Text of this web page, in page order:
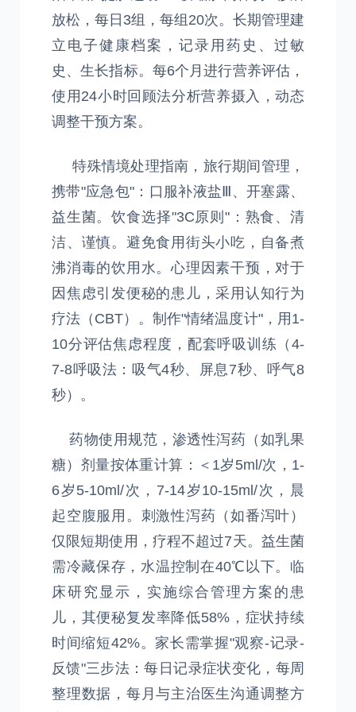
放松，每日3组，每组20次。长期管理建
立电子健康档案，记录用药史、过敏
史、生长指标。每6个月进行营养评估，
使用24小时回顾法分析营养摄入，动态
调整干预方案。
特殊情境处理指南，旅行期间管理，
携带"应急包"：口服补液盐Ⅲ、开塞露、
益生菌。饮食选择"3C原则"：熟食、清
洁、谨慎。避免食用街头小吃，自备煮
沸消毒的饮用水。心理因素干预，对于
因焦虑引发便秘的患儿，采用认知行为
疗法（CBT）。制作"情绪温度计"，用1-
10分评估焦虑程度，配套呼吸训练（4-
7-8呼吸法：吸气4秒、屏息7秒、呼气8
秒）。
药物使用规范，渗透性泻药（如乳果
糖）剂量按体重计算：＜1岁5ml/次，1-
6岁5-10ml/次，7-14岁10-15ml/次，晨
起空腹服用。刺激性泻药（如番泻叶）
仅限短期使用，疗程不超过7天。益生菌
需冷藏保存，水温控制在40℃以下。临
床研究显示，实施综合管理方案的患
儿，其便秘复发率降低58%，症状持续
时间缩短42%。家长需掌握"观察-记录-
反馈"三步法：每日记录症状变化，每周
整理数据，每月与主治医生沟通调整方